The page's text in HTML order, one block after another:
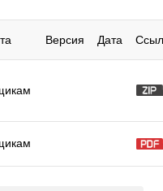
Версия Дата